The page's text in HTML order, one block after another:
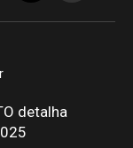
detalha